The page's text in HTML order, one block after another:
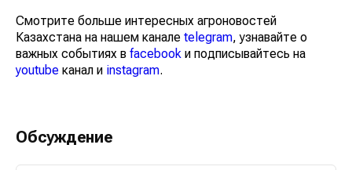
Смотрите больше интересных агроновостей
Казахстана на нашем канале telegram, узнавайте о
важных событиях в facebook и подписывайтесь на
youtube канал и instagram.
Обсуждение